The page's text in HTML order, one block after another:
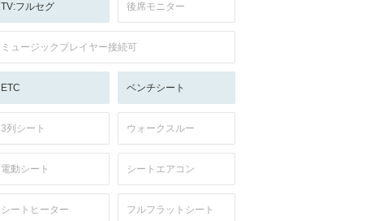
TV:フルセグ 後席モニター
ミュージックプレイヤー接続可
ETC ベンチシート
3列シート ウォークスルー
電動シート シートエアコン
シートヒーター フルフラットシート